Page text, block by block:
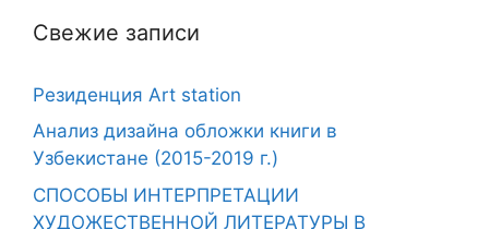
Свежие записи
Резиденция Art station
Анализ дизайна обложки книги в
Узбекистане (2015-2019 г.)
СПОСОБЫ ИНТЕРПРЕТАЦИИ
ХУДОЖЕСТВЕННОЙ ЛИТЕРАТУРЫ В